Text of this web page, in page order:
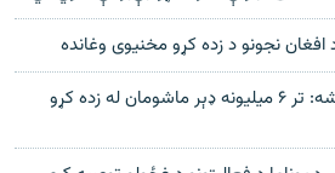
نجونو د زده کړو مخنیوی وغانده
د نوي ښوونیز کال پیل؛ اندېشه: تر ۶ میلیونه ډېر ماشومان له زده کړو